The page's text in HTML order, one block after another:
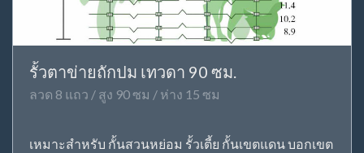
รั้วตาข่ายถักปม เทวดา 90 ซม.
ลวด 8 แถว / สูง 90 ซม / ห่าง 15 ซม
เหมาะสำหรับ กั้นสวนหย่อม รั้วเตี้ย กั้นเขตแดน บอกเขต